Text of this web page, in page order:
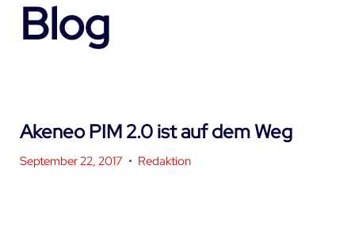
Blog
Akeneo PIM 2.0 ist auf dem Weg
September 22, 2017 • Redaktion